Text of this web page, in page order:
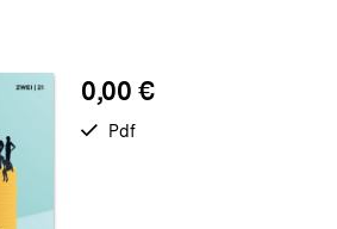
0,00 €
verfügbar
Pdf